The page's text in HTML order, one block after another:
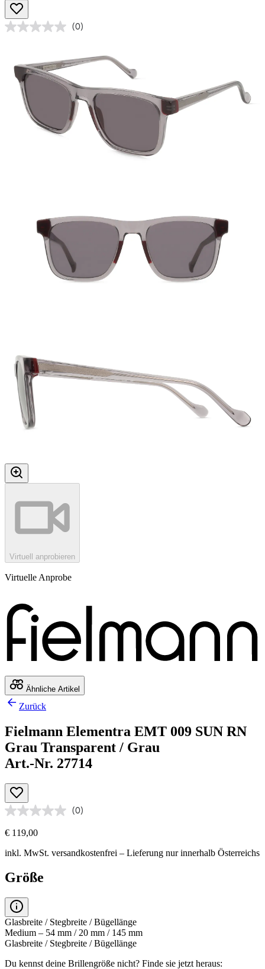
(0)
Virtuell anprobieren
Virtuelle Anprobe
Ähnliche Artikel
Zurück
Fielmann Elementra EMT 009 SUN RN
Grau Transparent / Grau
Art.-Nr. 27714
(0)
€ 119,00
inkl. MwSt. versandkostenfrei – Lieferung nur innerhalb Österreichs
Größe
Glasbreite / Stegbreite / Bügellänge
Medium – 54 mm / 20 mm / 145 mm
Glasbreite / Stegbreite / Bügellänge
Du kennst deine Brillengröße nicht? Finde sie jetzt heraus: